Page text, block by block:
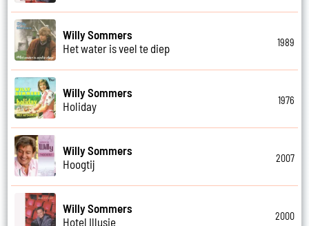
Willy Sommers
Het water is veel te diep
1989
Willy Sommers
Holiday
1976
Willy Sommers
Hoogtij
2007
Willy Sommers
Hotel Illusie
2000